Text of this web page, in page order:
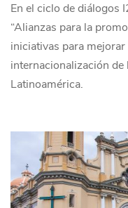
En el ciclo de diálogos
“Alianzas para la
iniciativas para
internacionalización
Latinoamérica.